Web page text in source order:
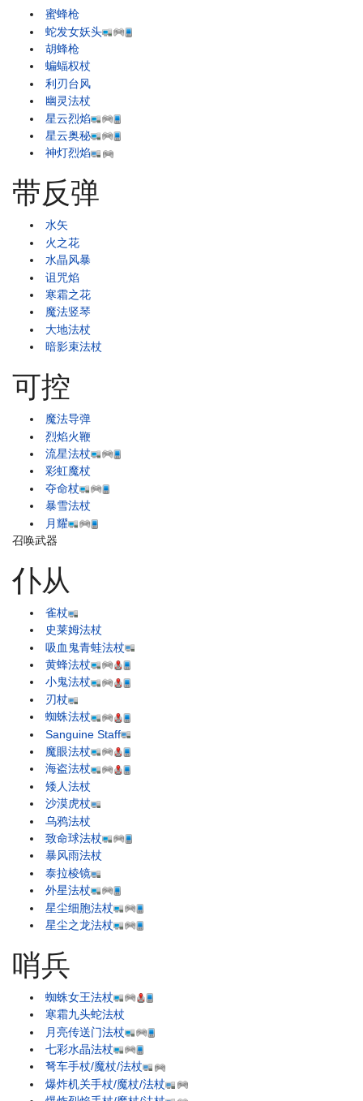
蜜蜂枪
蛇发女妖头
胡蜂枪
蝙蝠权杖
利刃台风
幽灵法杖
星云烈焰
星云奥秘
神灯烈焰
带反弹
水矢
火之花
水晶风暴
诅咒焰
寒霜之花
魔法竖琴
大地法杖
暗影束法杖
可控
魔法导弹
烈焰火鞭
流星法杖
彩虹魔杖
夺命杖
暴雪法杖
月耀
召唤武器
仆从
雀杖
史莱姆法杖
吸血鬼青蛙法杖
黄蜂法杖
小鬼法杖
刃杖
蜘蛛法杖
Sanguine Staff
魔眼法杖
海盗法杖
矮人法杖
沙漠虎杖
乌鸦法杖
致命球法杖
暴风雨法杖
泰拉棱镜
外星法杖
星尘细胞法杖
星尘之龙法杖
哨兵
蜘蛛女王法杖
寒霜九头蛇法杖
月亮传送门法杖
七彩水晶法杖
弩车手杖/魔杖/法杖
爆炸机关手杖/魔杖/法杖